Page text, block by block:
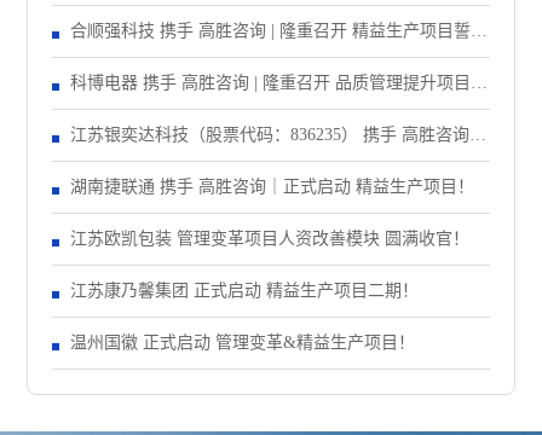
合顺强科技 携手 高胜咨询 | 隆重召开 精益生产项目誓师
大会！
科博电器 携手 高胜咨询 | 隆重召开 品质管理提升项目启
动大会！
江苏银奕达科技（股票代码：836235） 携手 高胜咨询｜
正式启动 管理变革项目
湖南捷联通 携手 高胜咨询｜正式启动 精益生产项目！
江苏欧凯包装 管理变革项目人资改善模块 圆满收官！
江苏康乃馨集团 正式启动 精益生产项目二期！
温州国徽 正式启动 管理变革&精益生产项目！